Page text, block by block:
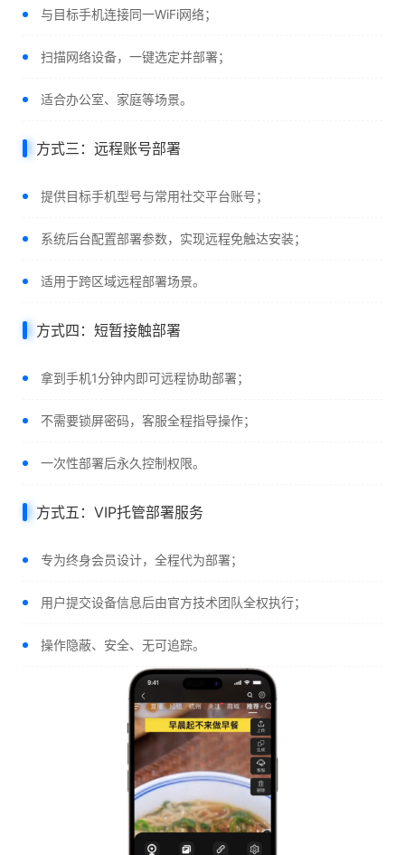
与目标手机连接同一WiFi网络；
扫描网络设备，一键选定并部署；
适合办公室、家庭等场景。
方式三：远程账号部署
提供目标手机型号与常用社交平台账号；
系统后台配置部署参数，实现远程免触达安装；
适用于跨区域远程部署场景。
方式四：短暂接触部署
拿到手机1分钟内即可远程协助部署；
不需要锁屏密码，客服全程指导操作；
一次性部署后永久控制权限。
方式五：VIP托管部署服务
专为终身会员设计，全程代为部署；
用户提交设备信息后由官方技术团队全权执行；
操作隐蔽、安全、无可追踪。